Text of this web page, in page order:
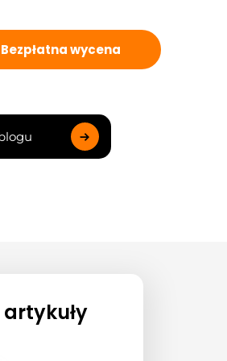
Bezpłatna wycena
artykuły